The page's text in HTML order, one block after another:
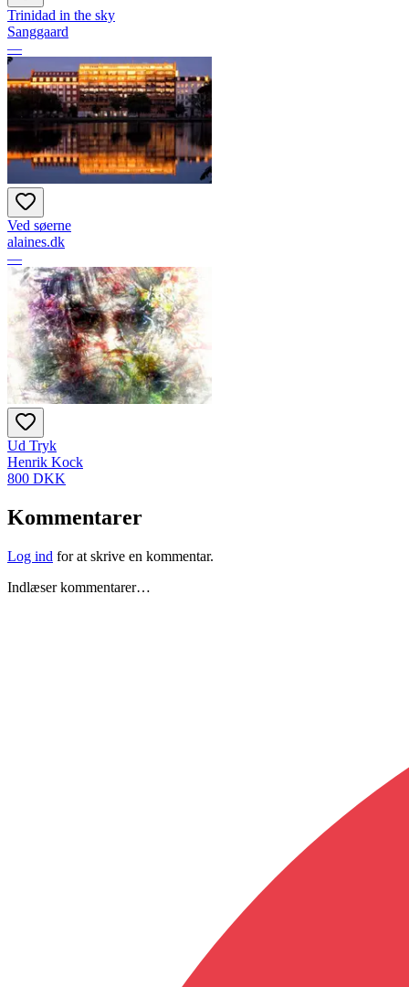
Trinidad in the sky
Sanggaard
—
Ved søerne
alaines.dk
—
Ud Tryk
Henrik Kock
800 DKK
Kommentarer
Log ind for at skrive en kommentar.
Indlæser kommentarer…